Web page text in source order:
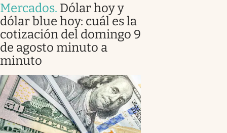
Mercados. Dólar hoy y
dólar blue hoy: cuál es la
cotización del domingo 9
de agosto minuto a
minuto